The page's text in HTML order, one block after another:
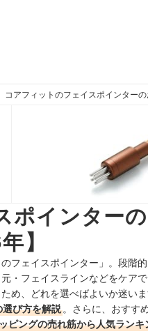
コアフィットのフェイスポインター
ポインター
】
フェイスポインター」。段階
・フェイスラインなどをケア
め、どれを選べばよいか迷いま
び方を解説 。さらに、おすす
ングの売れ筋から人気ランキ